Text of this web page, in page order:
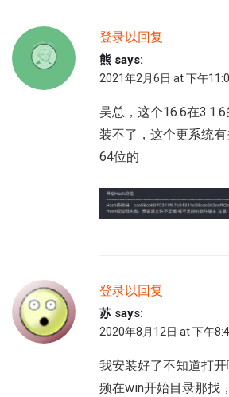
登录以回复
熊 says:
2021年2月6日 at 下午
吴总，这个16.6在
装不了，这个更系统
64位的
登录以回复
苏 says:
2020年8月12日 at 下午
我安装好了不知道打
频在win开始目录那找